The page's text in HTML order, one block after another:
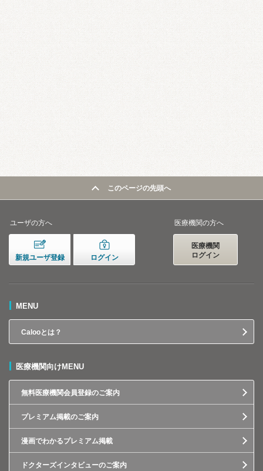
このページの先頭へ
ユーザの方へ
新規ユーザ登録 ログイン
医療機関の方へ
医療機関
ログイン
MENU
Calooとは？
医療機関向けMENU
無料医療機関会員登録のご案内
プレミアム掲載のご案内
漫画でわかるプレミアム掲載
ドクターズインタビューのご案内